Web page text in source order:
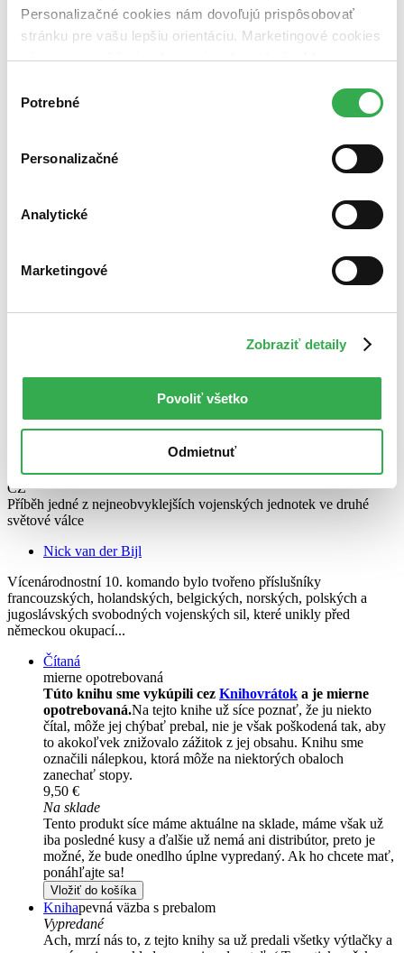
Personalizačné cookies nám dovoľujú prispôsobovať
stránku pre vašu lepšiu orientáciu. Marketingové cookies
nám zas umožňujú zobrazenie relevantnej reklamy.
nám pomohlo, keby sme mohli používať všetky tieto
súhlasu
Potrebné
Personalizačné
Analytické
Marketingové
Zobraziť detaily
Povoliť všetko
Odmietnuť
Bestsellery
Top hodnotené
Najvyššia zľava
10. komando zasahuje
CZ
Příběh jedné z nejneobvyklejších vojenských jednotek ve druhé
světové válce
Nick van der Bijl
Vícenárodnostní 10. komando bylo tvořeno příslušníky
francouzských, holandských, belgických, norských, polských a
jugoslávských svobodných vojenských sil, které unikly před
německou okupací...
Čítaná
mierne opotrebovaná
Túto knihu sme vykúpili cez Knihovrátok a je mierne
opotrebovaná.Na tejto knihe už síce poznať, že ju niekto
čítal, môže jej chýbať prebal, nie je však poškodená tak, aby
to akokoľvek znižovalo zážitok z jej obsahu. Knihu sme
označili nálepkou, ktorá môže na niektorých obaloch
zanechať stopy.
9,50 €
Na sklade
Tento produkt síce máme aktuálne na sklade, máme však už
iba posledné kusy a ďalšie už nemá ani distribútor, preto je
možné, že bude onedlho úplne vypredaný. Ak ho chcete mať,
ponáhľajte sa!
Vložiť do košíka
Knihapevná väzba s prebalom
Vypredané
Ach, mrzí nás to, z tejto knihy sa už predali všetky výtlačky a